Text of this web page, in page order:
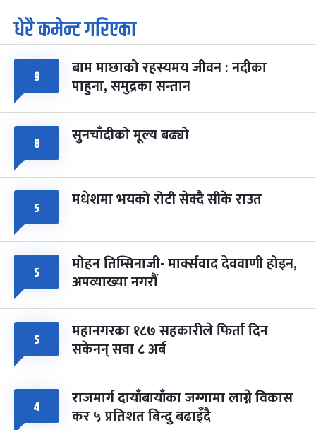
७
आइत
पूर्णिमा व्रत
चैत्र ७, २०८३-Mar 21, 2027
८ फागुपूर्णिमा
चैत्र ८, २०८३-Mar 22, 2027
७ महिना बाँकी
धेरै कमेन्ट गरिएका
९ बाम माछाको रहस्यमय जीवन : नदीका
पाहुना, समुद्रका सन्तान
८ सुनचाँदीको मूल्य बढ्यो
५ मधेशमा भयको रोटी सेक्दै सीके राउत
५ मोहन तिम्सिनाजी- मार्क्सवाद देववाणी होइन,
अपव्याख्या नगरौं
५ महानगरका १८७ सहकारीले फिर्ता दिन
सकेनन् सवा ८ अर्ब
४ राजमार्ग दायाँबायाँका जग्गामा लाग्ने विकास
कर ५ प्रतिशत बिन्दु बढाइँदै